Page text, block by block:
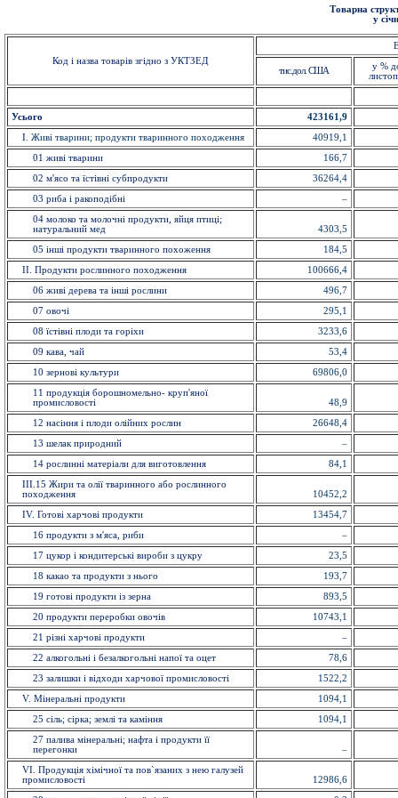
Товарна
у
Код і назва товарів згідно з УКТЗЕД
тис.дол. США
у %
Усього 423161,9
I . Живi тварини; продукти тваринного походження 40919,1
01 живi тварини 166,7
02 м'ясо та їстівнi субпродукти 36264,4
03 риба i ракоподібні –
04 молоко та молочні продукти, яйця птиці;
натуральний мед
4303,5
05 інші продукти тваринного похоження 184,5
II. Продукти рослинного походження 100666,4
06 живі дерева та інші рослини 496,7
07 овочi 295,1
08 їстівні плоди та горіхи 3233,6
09 кава, чай 53,4
10 зерновi культури 69806,0
11 продукція борошномельно- круп'яної
промисловості
48,9
12 насiння і плоди олійних рослин 26648,4
13 шелак природний –
14 рослинні матеріали для виготовлення 84,1
ІІІ.15 Жири та олії тваринного або рослинного
походження
10452,2
IV. Готові харчові продукти 13454,7
16 продукти з м'яса, риби –
17 цукор і кондитерські вироби з цукру 23,5
18 какао та продукти з нього 193,7
19 готові продукти із зерна 893,5
20 продукти переробки овочів 10743,1
21 різні харчові продукти –
22 алкогольні і безалкогольні напої та оцет 78,6
23 залишки і відходи харчової промисловості 1522,2
V. Мiнеральнi продукти 1094,1
25 сіль; сірка; землі та каміння 1094,1
27 палива мінеральні; нафта і продукти її
перегонки
–
VI. Продукція хімічної та пов`язаних з нею галузей
промисловостi
12986,6